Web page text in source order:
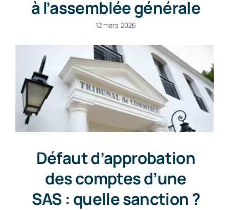
à l’assemblée générale
12 mars 2026
Défaut d’approbation
des comptes d’une
SAS : quelle sanction ?